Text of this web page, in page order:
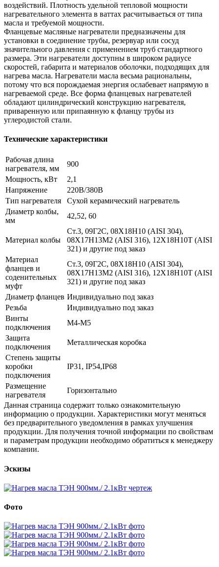
воздействий. Плотность удельной тепловой мощности
нагревательного элемента в ваттах расчитываеться от типа
масла и требуемой мощности.
Фланцевые масляные нагреватели предназначены для
установки в соединение трубы, резервуар или сосуд
значительного давления с применением труб стандартного
размера. Эти нагреватели доступны в широком радиусе
скоростей, габарита и материалов оболочки, подходящих для
нагрева масла. Нагреватели масла весьма рациональны,
потому что вся порождаемая энергия ослабевает напрямую в
нагреваемой среде. Все форма фланцевых нагревателей
обладают цилиндрический конструкцию нагревателя,
приваренную или припаянную к фланцу трубы из
углеродистой стали.
Технические характеристики
Рабочая длина
нагревателя, мм
900
Мощность, кВт
2,1
Напряжение
220В/380В
Тип нагревателя
Сухой керамический нагреватель
Диаметр колбы,
мм
42,52, 60
Материал колбы
Ст.3, 09Г2С, 08Х18Н10 (AISI 304),
08Х17Н13М2 (AISI 316), 12Х18Н10Т (AISI
321) и другие под заказ
Материал
фланцев и
соденительных
муфт
Ст.3, 09Г2С, 08Х18Н10 (AISI 304),
08Х17Н13М2 (AISI 316), 12Х18Н10Т (AISI
321) и другие под заказ
Диаметр фланцев Индивидуально под заказ
Резьба
Индивидуально под заказ
Винты
подключения
М4-М5
Защита
подключения
Металлическая коробка
Степень защиты
коробки
подключения
IP31, IP54,IP68
Размещение
нагревателя
Горизонтально
Данная страница содержит только ознакомительную
информацию о продукции. Характеристики могут меняться
без предварительного уведомления в рамках улучшения
продукции. Для получения точной информации по свойствам
и параметрам продукции необходимо обратиться к менеджеру
компании.
Эскизы
Фото